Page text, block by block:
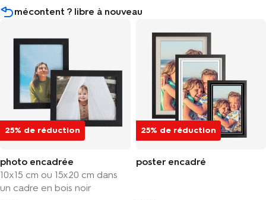
mécontent ? libre à nouveau
25% de réduction
photo encadrée
10x15 cm ou 15x20 cm dans
un cadre en bois noir
25% de réduction
poster encadré